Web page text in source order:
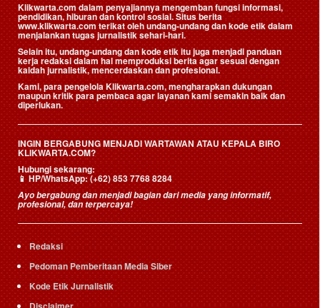
Klikwarta.com dalam penyajiannya mengemban fungsi informasi,
pendidikan, hiburan dan kontrol sosial. Situs berita
www.klikwarta.com terikat oleh undang-undang dan kode etik dalam
menjalankan tugas jurnalistik sehari-hari.
Selain itu, undang-undang dan kode etik itu juga menjadi panduan
kerja redaksi dalam hal memproduksi berita agar sesuai dengan
kaidah jurnalistik, mencerdaskan dan profesional.
Kami, para pengelola Klikwarta.com, mengharapkan dukungan
maupun kritik para pembaca agar layanan kami semakin baik dan
diperlukan.
INGIN BERGABUNG MENJADI WARTAWAN ATAU KEPALA BIRO
KLIKWARTA.COM?
Hubungi sekarang:
📱HP/WhatsApp:(+62) 853 7768 8284
Ayo bergabung dan menjadi bagian dari media yang informatif,
profesional, dan terpercaya!
Redaksi
Pedoman Pemberitaan Media Siber
Kode Etik Jurnalistik